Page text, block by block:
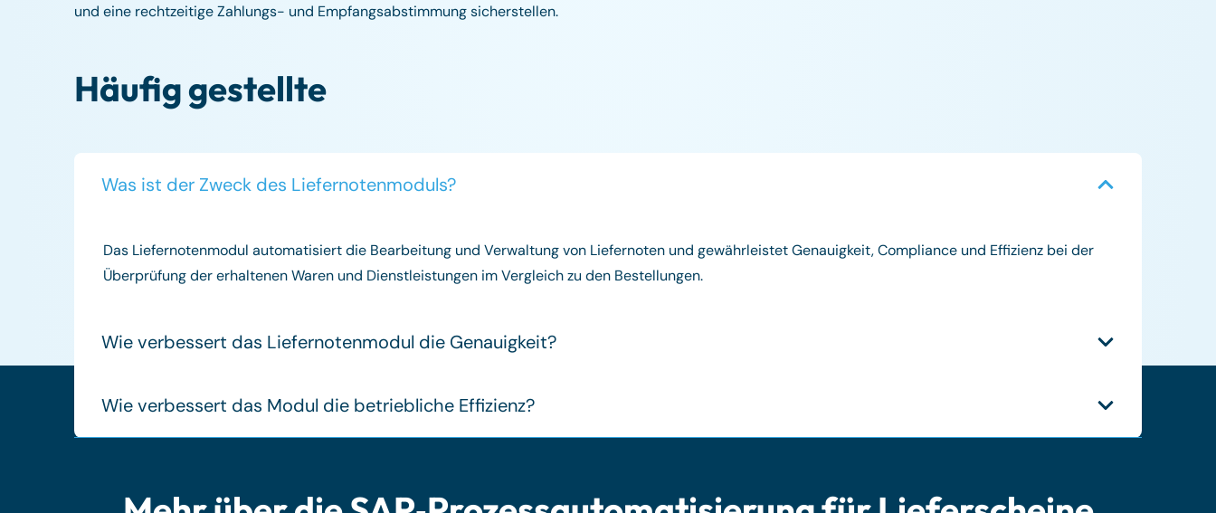
und eine rechtzeitige Zahlungs- und Empfangsabstimmung sicherstellen.
Häufig gestellte
Was ist der Zweck des Liefernotenmoduls?
Das Liefernotenmodul automatisiert die Bearbeitung und Verwaltung von Liefernoten und gewährleistet Genauigkeit, Compliance und Effizienz bei der
Überprüfung der erhaltenen Waren und Dienstleistungen im Vergleich zu den Bestellungen.
Wie verbessert das Liefernotenmodul die Genauigkeit?
Wie verbessert das Modul die betriebliche Effizienz?